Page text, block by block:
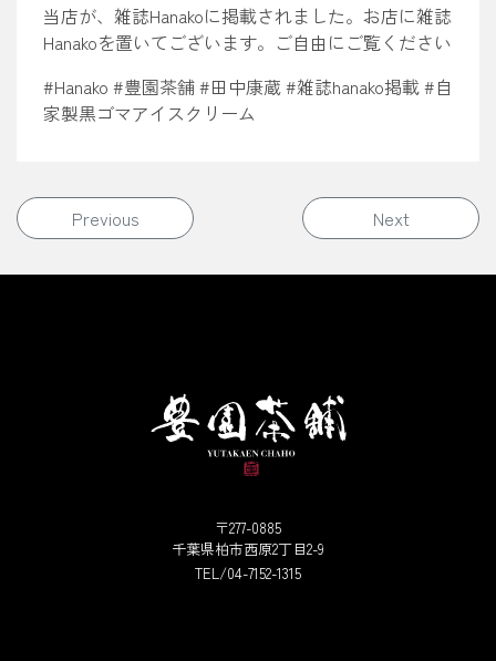
当店が、雑誌Hanakoに掲載されました。お店に雑誌
Hanakoを置いてございます。ご自由にご覧ください
#Hanako #豊園茶舗 #田中康蔵 #雑誌hanako掲載 #自
家製黒ゴマアイスクリーム
投稿ナビゲーション
Previous Next
〒277-0885
千葉県柏市西原2丁目2-9
TEL/04-7152-1315